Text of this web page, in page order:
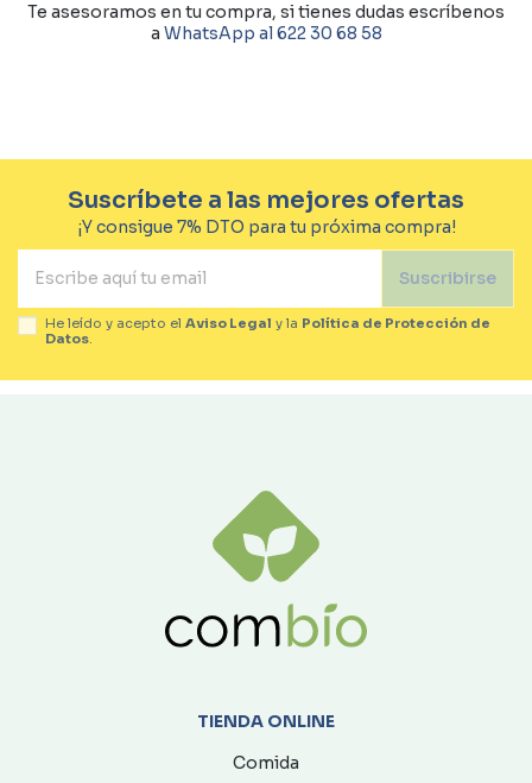
Te asesoramos en tu compra, si tienes dudas escríbenos
a WhatsApp al 622 30 68 58
Suscríbete a las mejores ofertas
¡Y consigue 7% DTO para tu próxima compra!
Suscribirse
He leído y acepto el Aviso Legal y la Política de Protección de
Datos
TIENDA ONLINE
Comida